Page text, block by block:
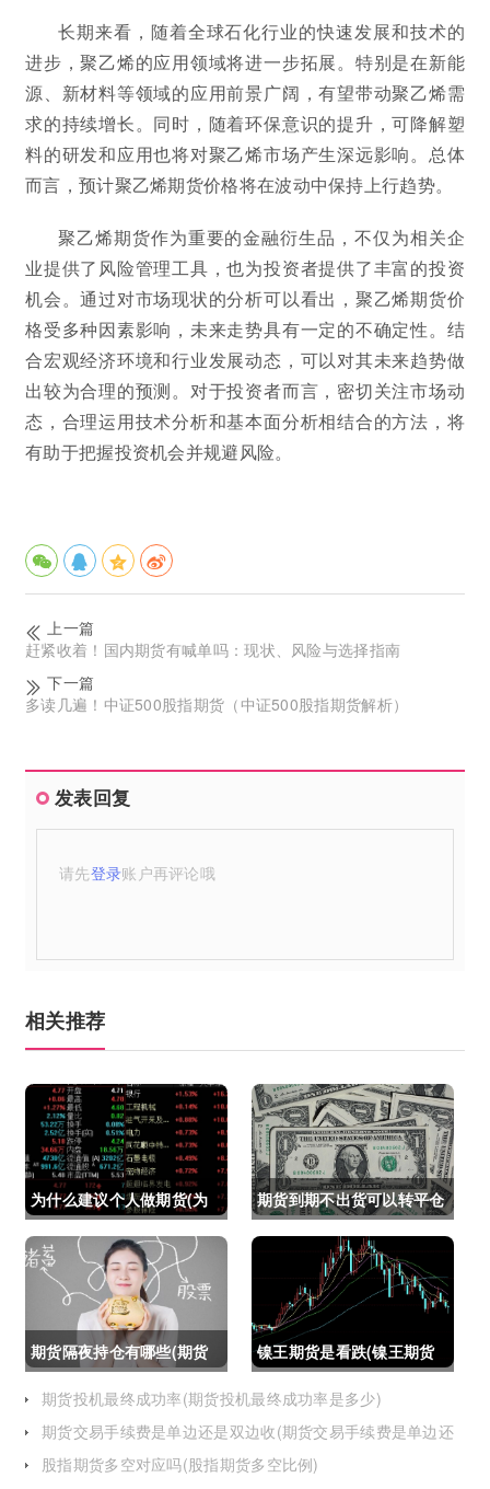
长期来看，随着全球石化行业的快速发展和技术的
进步，聚乙烯的应用领域将进一步拓展。特别是在新能
源、新材料等领域的应用前景广阔，有望带动聚乙烯需
求的持续增长。同时，随着环保意识的提升，可降解塑
料的研发和应用也将对聚乙烯市场产生深远影响。总体
而言，预计聚乙烯期货价格将在波动中保持上行趋势。
聚乙烯期货作为重要的金融衍生品，不仅为相关企
业提供了风险管理工具，也为投资者提供了丰富的投资
机会。通过对市场现状的分析可以看出，聚乙烯期货价
格受多种因素影响，未来走势具有一定的不确定性。结
合宏观经济环境和行业发展动态，可以对其未来趋势做
出较为合理的预测。对于投资者而言，密切关注市场动
态，合理运用技术分析和基本面分析相结合的方法，将
有助于把握投资机会并规避风险。
上一篇
赶紧收着！国内期货有喊单吗：现状、风险与选择指南
下一篇
多读几遍！中证500股指期货（中证500股指期货解析）
发表回复
请先登录账户再评论哦
相关推荐
为什么建议个人做期货(为
什么建议个人做期货交易)
期货到期不出货可以转平仓
吗吗(期货如果到期不平仓
怎么办)
期货隔夜持仓有哪些(期货
隔夜持仓有哪些风险)
镍王期货是看跌(镍王期货
是看跌还是看涨)
期货投机最终成功率(期货投机最终成功率是多少)
期货交易手续费是单边还是双边收(期货交易手续费是单边还
股指期货多空对应吗(股指期货多空比例)